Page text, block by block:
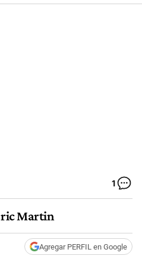
1
Martin
Agregar PERFIL en Google